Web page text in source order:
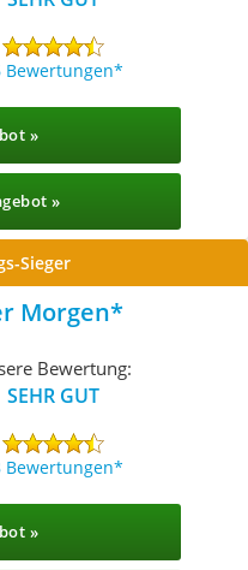
Bewertungen
»
»
Sieger
Morgen
Bewertung:
SEHR GUT
Bewertungen
»